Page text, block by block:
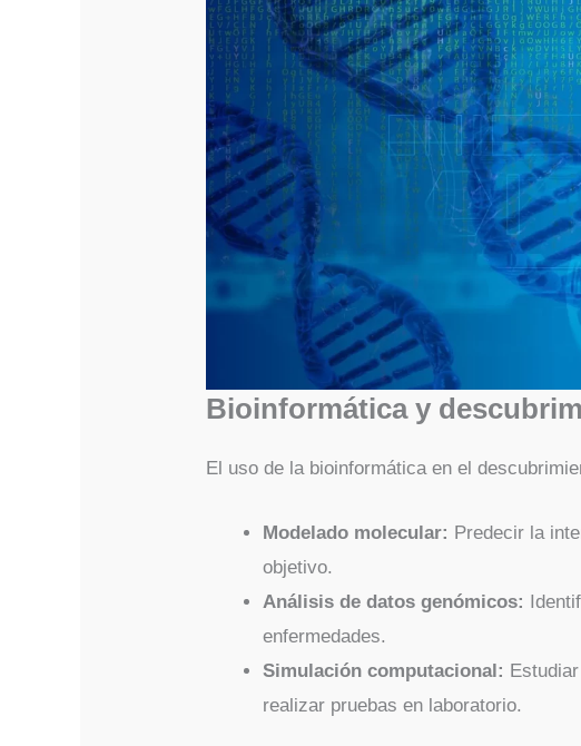
Bioinformática y
El uso de la bioinformática en el
Modelado molecular: Predecir la
objetivo.
Análisis de datos genómicos:
enfermedades.
Simulación computacional:
realizar pruebas en laboratorio.